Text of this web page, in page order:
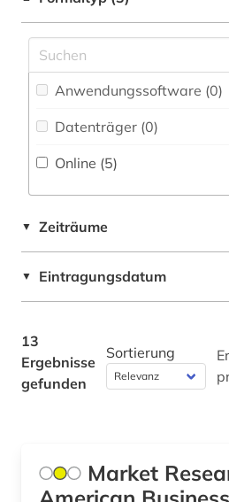
Anwendungssoftware (0)
Datenträger (0)
Online (5)
▼ Zeiträume
▼ Eintragungsdatum
13
Ergebnisse
gefunden
Sortierung
Market